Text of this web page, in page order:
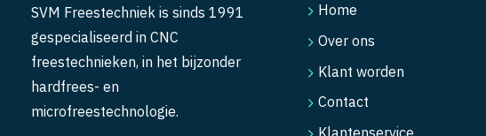
SVM Freestechniek is sinds 1991
gespecialiseerd in CNC
freestechnieken, in het bijzonder
hardfrees- en
microfreestechnologie.
Home
Over ons
Klant worden
Contact